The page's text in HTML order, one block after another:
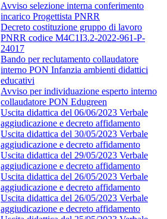
Avviso selezione interna conferimento
incarico Progettista PNRR
Decreto costituzione gruppo di lavoro
PNRR codice M4C1I3.2-2022-961-P-
24017
Bando per reclutamento collaudatore
interno PON Infanzia ambienti didattici
educativi
Avviso per individuazione esperto interno
collaudatore PON Edugreen
Uscita didattica del 06/06/2023 Verbale
aggiudicazione e decreto affidamento
Uscita didattica del 30/05/2023 Verbale
aggiudicazione e decreto affidamento
Uscita didattica del 29/05/2023 Verbale
aggiudicazione e decreto affidamento
Uscita didattica del 26/05/2023 Verbale
aggiudicazione e decreto affidamento
Uscita didattica del 26/05/2023 Verbale
aggiudicazione e decreto affidamento